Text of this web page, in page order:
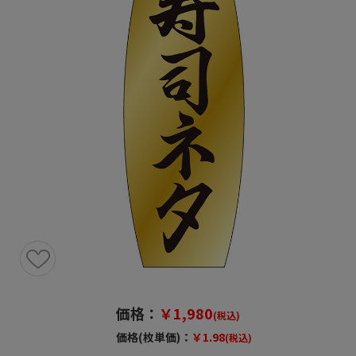
価格： ￥1,980(税込)
価格(枚単価)： ￥1.98(税込)